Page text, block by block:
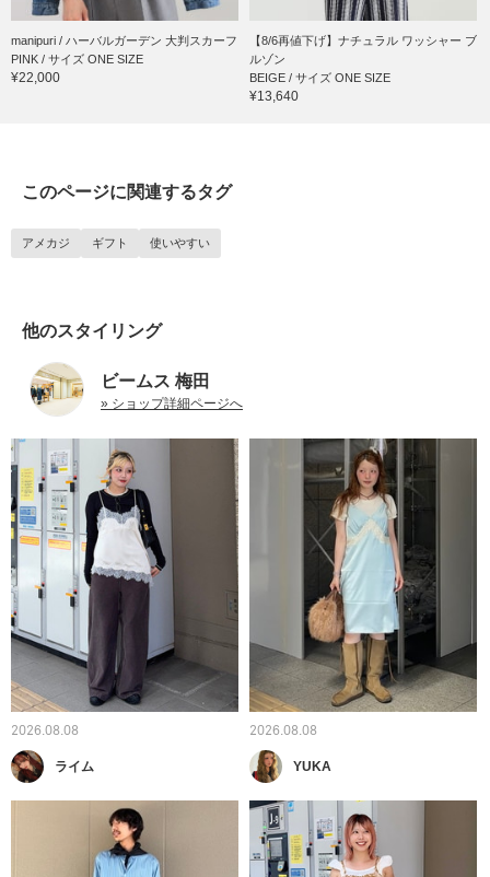
manipuri / ハーバルガーデン 大判スカーフ
PINK / サイズ ONE SIZE
¥22,000
【8/6再値下げ】ナチュラル ワッシャー ブ
ルゾン
BEIGE / サイズ ONE SIZE
¥13,640
このページに関連するタグ
アメカジ ギフト 使いやすい
他のスタイリング
ビームス 梅田
» ショップ詳細ページへ
2026.08.08
ライム
2026.08.08
YUKA